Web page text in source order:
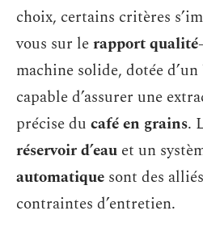
choix, certains critères
vous sur lerapport
machine solide, dotée d’un
capable d’assurer une
précise du café en grains.
réservoir d’eau et un
automatique sont des
contraintes d’entretien.